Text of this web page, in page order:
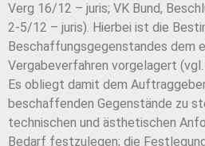
Verg 16/12 – juris; VK Bund,
2-5/12 – juris). Hierbei ist die
Beschaffungsgegenstandes dem
Vergabeverfahren vorgelagert (vgl.
Es obliegt damit dem
beschaffenden Gegenstände zu
technischen und ästhetischen
Bedarf festzulegen; die